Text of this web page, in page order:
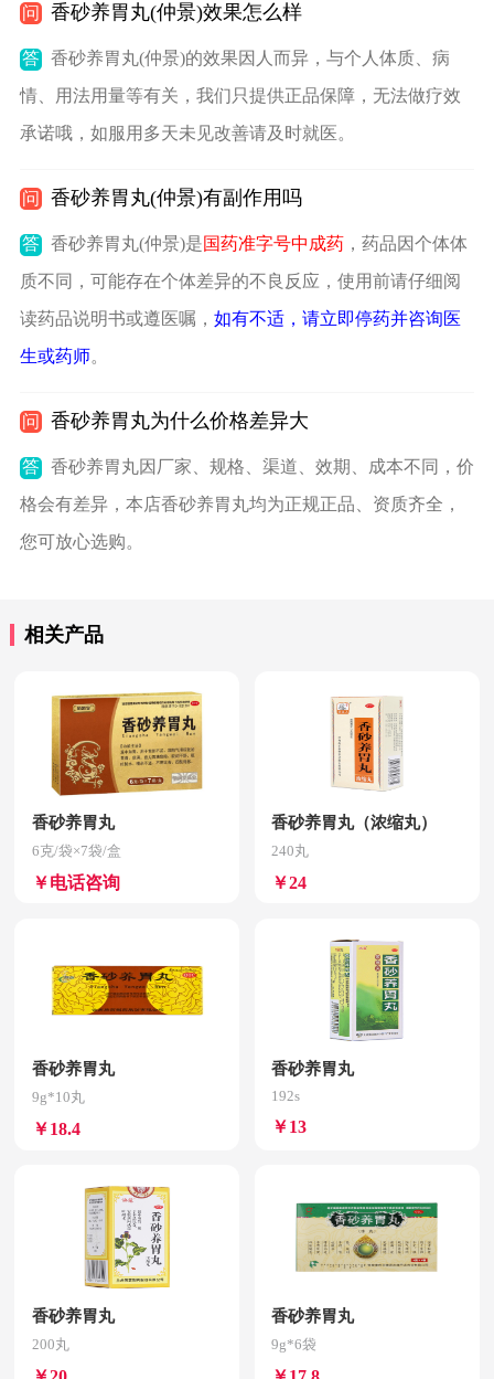
问 香砂养胃丸(仲景)效果怎么样
答 香砂养胃丸(仲景)的效果因人而异，与个人体质、病
情、用法用量等有关，我们只提供正品保障，无法做疗效
承诺哦，如服用多天未见改善请及时就医。
问 香砂养胃丸(仲景)有副作用吗
答 香砂养胃丸(仲景)是国药准字号中成药，药品因个体体
质不同，可能存在个体差异的不良反应，使用前请仔细阅
读药品说明书或遵医嘱， 如有不适，请立即停药并咨询医
生或药师。
问 香砂养胃丸为什么价格差异大
答 香砂养胃丸因厂家、规格、渠道、效期、成本不同，价
格会有差异，本店香砂养胃丸均为正规正品、资质齐全，
您可放心选购。
相关产品
香砂养胃丸
6克/袋×7袋/盒
￥电话咨询
香砂养胃丸（浓缩丸）
240丸
￥24
香砂养胃丸
9g*10丸
￥18.4
香砂养胃丸
192s
￥13
香砂养胃丸
200丸
香砂养胃丸
9g*6袋